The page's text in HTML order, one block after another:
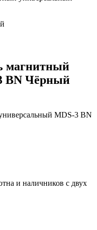
магнитный
BN Чёрный
MDS-3 BN
и наличников с двух